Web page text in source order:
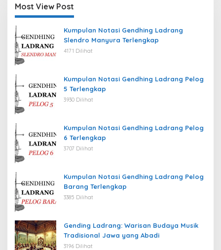
Most View Post
Kumpulan Notasi Gendhing Ladrang
Slendro Manyura Terlengkap
4171 Dilihat
Kumpulan Notasi Gendhing Ladrang Pelog
5 Terlengkap
3930 Dilihat
Kumpulan Notasi Gendhing Ladrang Pelog
6 Terlengkap
3707 Dilihat
Kumpulan Notasi Gendhing Ladrang Pelog
Barang Terlengkap
3385 Dilihat
Gending Ladrang: Warisan Budaya Musik
Tradisional Jawa yang Abadi
3196 Dilihat